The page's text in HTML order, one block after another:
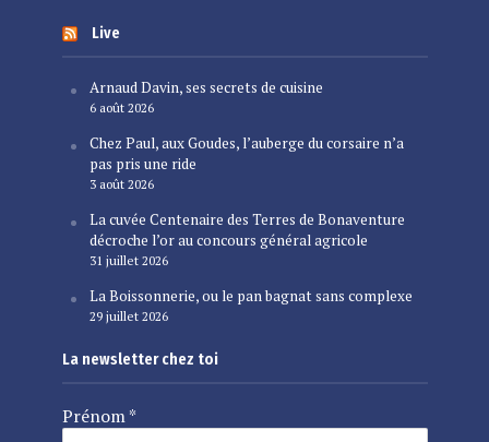
Live
Arnaud Davin, ses secrets de cuisine
6 août 2026
Chez Paul, aux Goudes, l’auberge du corsaire n’a
pas pris une ride
3 août 2026
La cuvée Centenaire des Terres de Bonaventure
décroche l’or au concours général agricole
31 juillet 2026
La Boissonnerie, ou le pan bagnat sans complexe
29 juillet 2026
La newsletter chez toi
Prénom*